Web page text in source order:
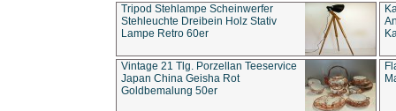
Tripod Stehlampe Scheinwerfer
Stehleuchte Dreibein Holz Stativ
Lampe Retro 60er
Vintage 21 Tlg. Porzellan Teeservice
Japan China Geisha Rot
Goldbemalung 50er